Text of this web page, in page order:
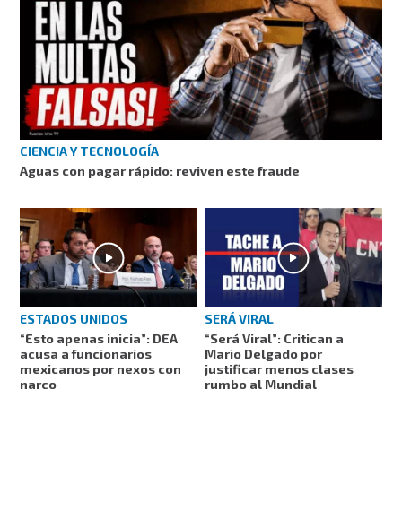
CIENCIA Y TECNOLOGÍA
Aguas con pagar rápido: reviven este fraude
ESTADOS UNIDOS
“Esto apenas inicia”: DEA
acusa a funcionarios
mexicanos por nexos con
narco
SERÁ VIRAL
“Será Viral”: Critican a
Mario Delgado por
justificar menos clases
rumbo al Mundial